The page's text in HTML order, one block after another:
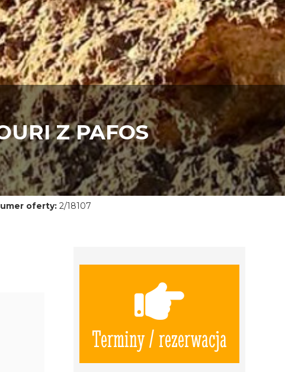
Z PAFOS
oferty: 2/18107
Terminy / rezerwacja